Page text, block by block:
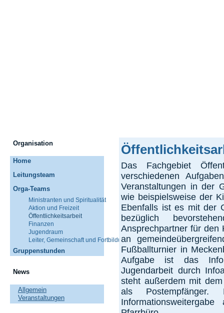
Organisation
Home
Leitungsteam
Orga-Teams
Ministranten und Spiritualität
Aktion und Freizeit
Öffentlichkeitsarbeit
Finanzen
Jugendraum
Leiter, Gemeinschaft und Fortbildung
Gruppenstunden
News
Allgemein
Veranstaltungen
Das Fachgebiet
verschiedenen
Veranstaltungen in der
wie beispielsweise der
Ebenfalls ist es mit der
bezüglich
Ansprechpartner für den
an
Fußballturnier in
Aufgabe ist das
Jugendarbeit durch
steht außerdem mit
als